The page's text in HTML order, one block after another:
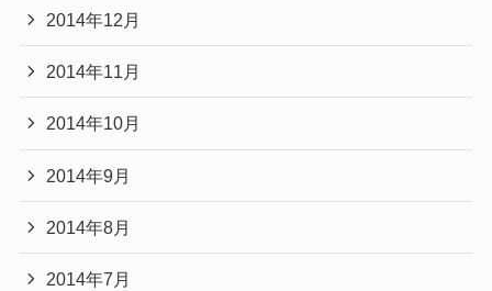
2014年12月
2014年11月
2014年10月
2014年9月
2014年8月
2014年7月